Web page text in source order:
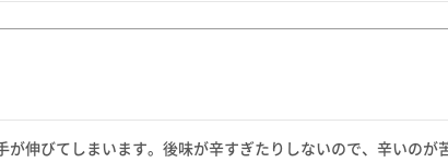
伸びてしまいます。後味が辛すぎたりしないので、辛いのが